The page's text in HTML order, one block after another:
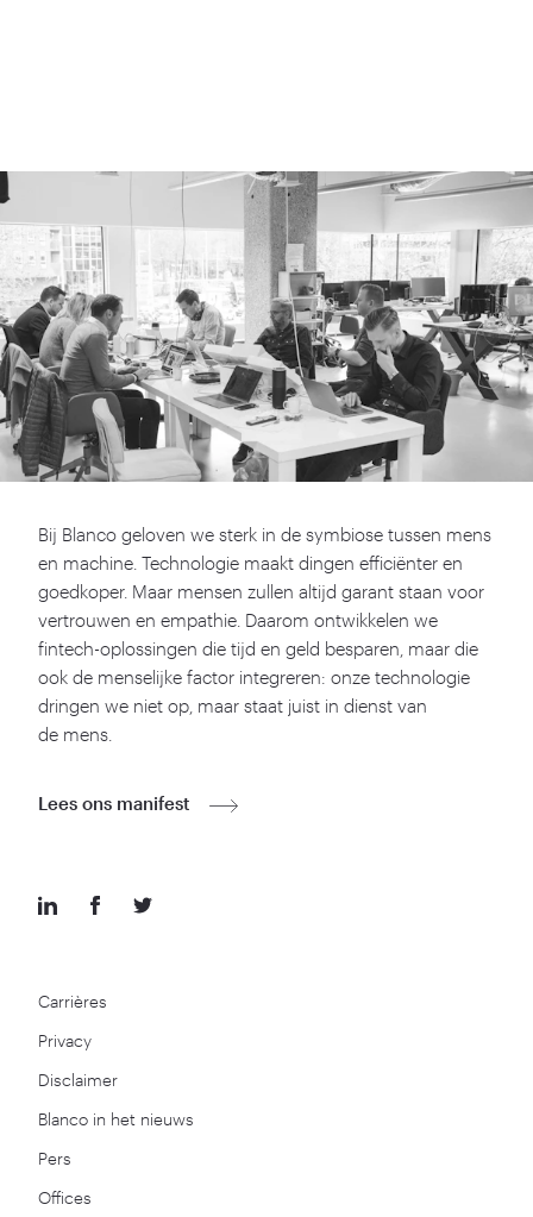
Carrières
Privacy
Disclaimer
Blanco in het nieuws
Pers
Offices
Bij Blanco geloven we sterk in de symbiose tussen mens
en machine. Technologie maakt dingen efficiënter en
goedkoper. Maar mensen zullen altijd garant staan voor
vertrouwen en empathie. Daarom ontwikkelen we
fintech-oplossingen die tijd en geld besparen, maar die
ook de menselijke factor integreren: onze technologie
dringen we niet op, maar staat juist in dienst van
de mens.
Lees ons manifest